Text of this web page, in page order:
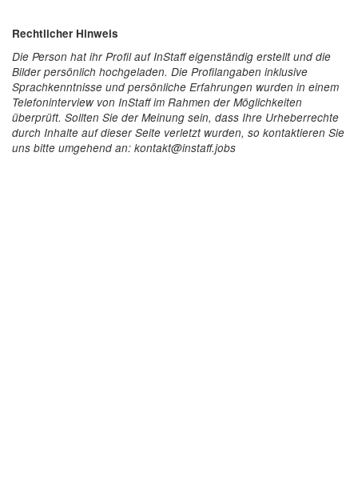
Rechtlicher Hinweis
Die Person hat ihr Profil auf InStaff eigenständig erstellt und die
Bilder persönlich hochgeladen. Die Profilangaben inklusive
Sprachkenntnisse und persönliche Erfahrungen wurden in einem
Telefoninterview von InStaff im Rahmen der Möglichkeiten
überprüft. Sollten Sie der Meinung sein, dass Ihre Urheberrechte
durch Inhalte auf dieser Seite verletzt wurden, so kontaktieren Sie
uns bitte umgehend an: kontakt@instaff.jobs